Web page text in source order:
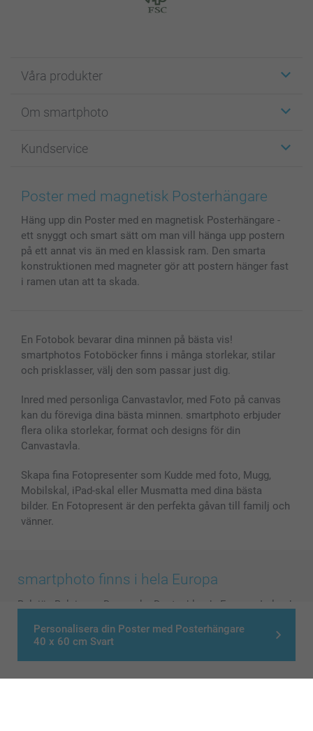
Personalisera din Poster med Posterhängare
40 x 60 cm Svart
Våra produkter
Fotokort
Fotoböcker
Bilder, Fotoförstoring & Fotohäften
Skal till Mobil & Surfplatta
MyNameBook
Fotoalmanackor & Fotoagenda
Fotoramar & Tillbehör
Presentkort
Om smartphoto
För affiliates
Cookie Policy
Villkor och garantier
Investor Relations
Kundservice
smartgaranti
Priser & betalning
Status på beställningar
Poster med magnetisk Posterhängare
Häng upp din Poster med en magnetisk Posterhängare -
ett snyggt och smart sätt om man vill hänga upp postern
på ett annat vis än med en klassisk ram. Den smarta
konstruktionen med magneter gör att postern hänger fast
i ramen utan att ta skada.
En Fotobok bevarar dina minnen på bästa vis!
smartphotos Fotoböcker finns i många storlekar, stilar
och prisklasser, välj den som passar just dig.
Inred med personliga Canvastavlor, med Foto på canvas
kan du föreviga dina bästa minnen. smartphoto erbjuder
flera olika storlekar, format och designs för din
Canvastavla.
Skapa fina Fotopresenter som Kudde med foto, Mugg,
Mobilskal, iPad-skal eller Musmatta med dina bästa
bilder. En Fotopresent är den perfekta gåvan till familj och
vänner.
smartphoto finns i hela Europa
België Belgique Danmark Deutschland France
Ireland
Nederland - Norge Österreich - Schweiz -
Switzerland - Suomi -